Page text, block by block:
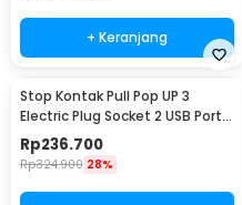
+ Keranjang
Stop Kontak Pull Pop UP 3
Electric Plug Socket 2 USB Port
EU - PDU
Rp236.700
Rp324.900 28%